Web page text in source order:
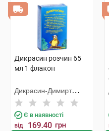
Дикрасин розчин 65
мл 1 флакон
Дикрасин-Димирт
Кристев
Є в наявності
від 169.40 грн